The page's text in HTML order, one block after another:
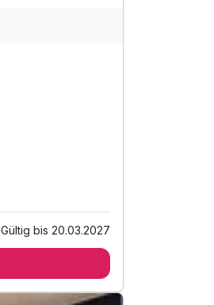
Gültig bis 20.03.2027